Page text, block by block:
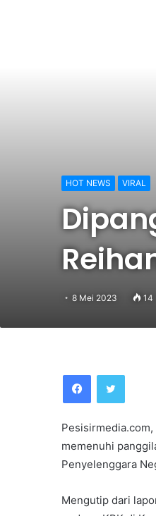
HOT NEWS VIRAL
8 Mei 2023 14
FacebookTwitter
memenuhi
Penyelenggara
Mengutip dari